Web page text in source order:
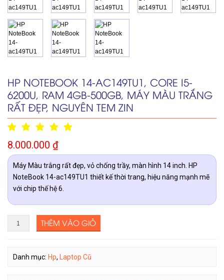
HP NOTEBOOK 14-AC149TU1, CORE I5-
6200U, RAM 4GB-500GB, MÁY MÀU TRẮNG
RẤT ĐẸP, NGUYÊN TEM ZIN
8.000.000 ₫
Máy Màu trắng rất đẹp, vỏ chống trầy, màn hình 14 inch. HP
NoteBook 14-ac149TU1 thiết kế thời trang, hiệu năng mạnh mẽ
với chip thế hệ 6.
THÊM VÀO GIỎ
Danh mục: Hp, Laptop Cũ